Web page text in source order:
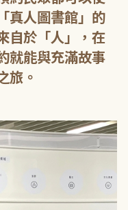
真人圖書館」的
自於「人」，在
就能與充滿故事
旅。